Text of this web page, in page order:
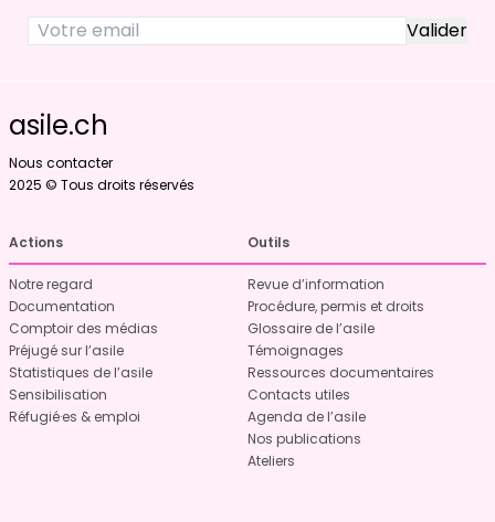
asile.ch
Nous contacter
2025 © Tous droits réservés
Actions
Notre regard
Documentation
Comptoir des médias
Préjugé sur l’asile
Statistiques de l’asile
Sensibilisation
Réfugié·es & emploi
Outils
Revue d’information
Procédure, permis et droits
Glossaire de l’asile
Témoignages
Ressources documentaires
Contacts utiles
Agenda de l’asile
Nos publications
Ateliers